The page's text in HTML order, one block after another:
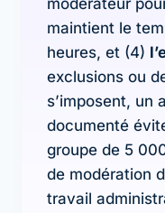
modérateur
maintient le
heures, et (4)
exclusions ou
s’imposent, un
documenté
groupe de 5
de modération
travail